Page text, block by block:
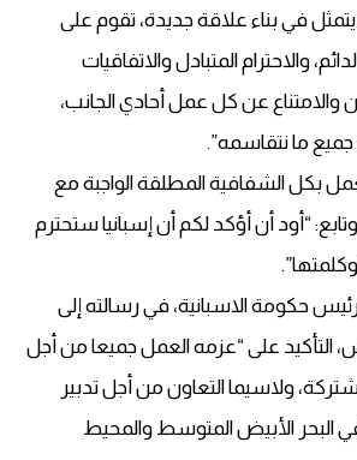
‏في بناء علاقة جديدة، تقوم على
والاحترام المتبادل ‏والاتفاقيات
والامتناع عن كل عمل أحادي الجانب،
ما نتقاسمه”.‏
بكل الشفافية المطلقة الواجبة مع
“أود أن أؤكد لكم أن إسبانيا ستحترم
وكلمتها”.‏
حكومة الاسبانية، في رسالته إلى
‏التأكيد على “عزمه العمل جميعا من أجل
ولاسيما ‏التعاون من أجل تدبير
البحر الأبيض المتوسط والمحيط